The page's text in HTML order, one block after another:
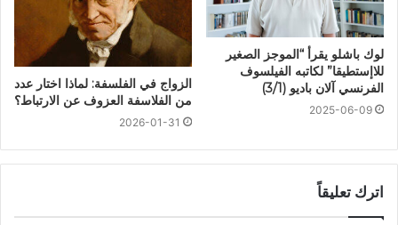
لوك باشلو يقرأ “الموجز الصغير
للاإستطيقا” لكاتبه الفيلسوف
الفرنسي آلان باديو (3/1)
2025-06-09
الزواج في الفلسفة: لماذا اختار عدد
من الفلاسفة العزوف عن الارتباط؟
2026-01-31
اترك تعليقاً